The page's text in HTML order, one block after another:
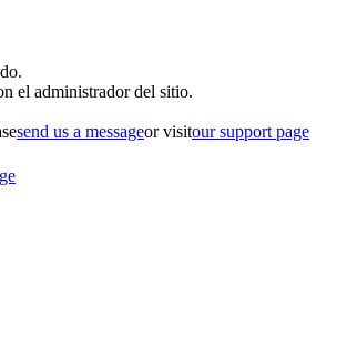
el administrador del sitio.
send us a messageor visitour support page